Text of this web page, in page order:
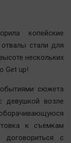
копейские
стали для
нескольких
Get up!
сюжета
девушкой возле
к съемкам
с